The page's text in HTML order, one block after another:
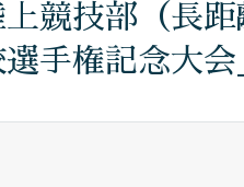
競技部（長距
手権記念大